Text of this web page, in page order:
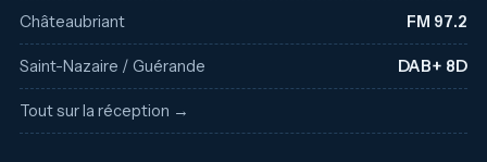
Châteaubriant FM 97.2
Saint-Nazaire / Guérande DAB+ 8D
Tout sur la réception →